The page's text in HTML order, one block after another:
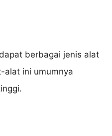
berbagai jenis alat
alat ini umumnya